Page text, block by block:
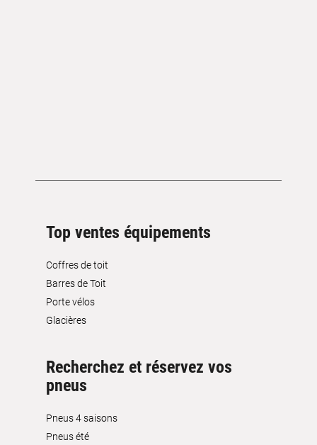
Top ventes équipements
Coffres de toit
Barres de Toit
Porte vélos
Glacières
Recherchez et réservez vos
pneus
Pneus 4 saisons
Pneus été